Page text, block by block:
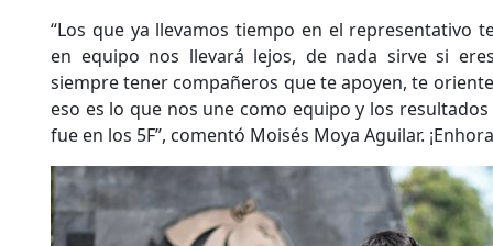
“Los que ya llevamos tiempo en el representativo
en equipo nos llevará lejos, de nada sirve si
siempre tener compañeros que te apoyen, te
eso es lo que nos une como equipo y los
fue en los 5F”, comentó Moisés Moya Aguilar.